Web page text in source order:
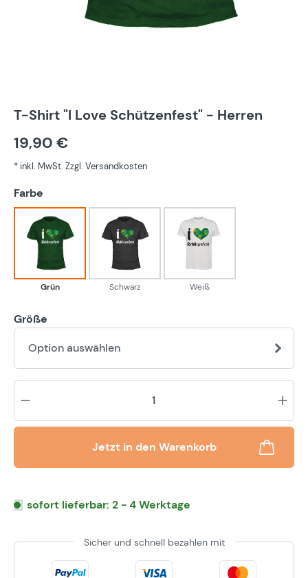
T-Shirt "I Love Schützenfest" - Herren
19,90 €
* inkl. MwSt. Zzgl. Versandkosten
Farbe
Grün
Grün
Schwarz
Schwarz
Weiß
Weiß
Größe
Option auswählen
Jetzt in den Warenkorb
sofort lieferbar: 2 - 4 Werktage
Sicher und schnell bezahlen mit